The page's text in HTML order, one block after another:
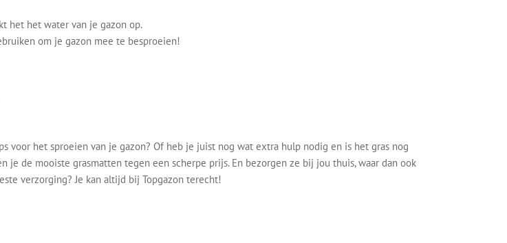
het het water van je gazon op.
om je gazon mee te besproeien!
voor het sproeien van je gazon? Of heb je juist nog wat extra hulp nodig en is het gras nog
de mooiste grasmatten tegen een scherpe prijs. En bezorgen ze bij jou thuis, waar dan ook
verzorging? Je kan altijd bij Topgazon terecht!